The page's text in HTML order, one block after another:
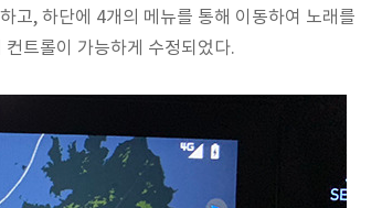
고, 하단에 4개의 메뉴를 통해 이동하여 노래를
트롤이 가능하게 수정되었다.